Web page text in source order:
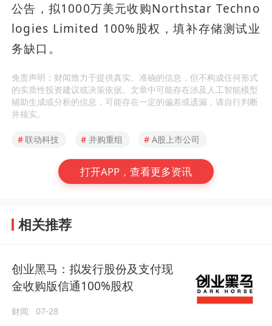
公告，拟1000万美元收购Northstar Techno
logies Limited 100%股权，填补存储测试业
务缺口。
免责声明：财闻致力于提供真实、准确的信息，但不构成任何形式
的实质性投资建议或决策依据。文章中可能存在涉及人工智能模型
辅助生成或分析的信息，可能存在一定的偏差或遗漏，请自行判断
并核实。
#联动科技 # 并购重组 # A股上市公司
打开APP，查看更多资讯
相关推荐
创业黑马：拟发行股份及支付现
金收购版信通100%股权
财闻 07-28